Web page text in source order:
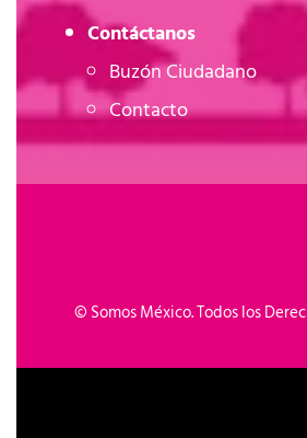
Contáctanos
Buzón Ciudadano
Contacto
© Somos México. Todos los